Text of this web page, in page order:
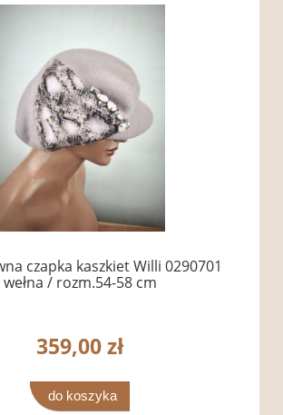
czapka kaszkiet Willi 0290701
wełna / rozm.54-58 cm
359,00 zł
do koszyka